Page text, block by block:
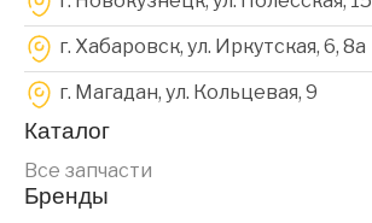
г. Хабаровск, ул. Иркутская, 6, 8a
г. Магадан, ул. Кольцевая, 9
Каталог
Все запчасти
Бренды